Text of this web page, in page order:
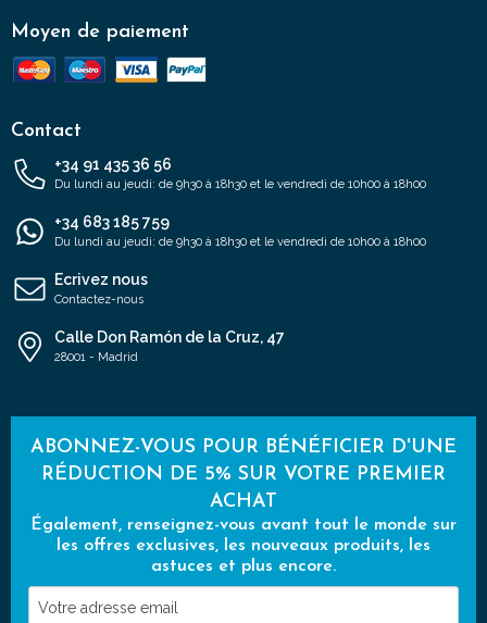
Moyen de paiement
Contact
+34 91 435 36 56
Du lundi au jeudi: de 9h30 à 18h30 et le vendredi de 10h00 à 18h00
+34 683 185 759
Du lundi au jeudi: de 9h30 à 18h30 et le vendredi de 10h00 à 18h00
Ecrivez nous
Contactez-nous
Calle Don Ramón de la Cruz, 47
28001 - Madrid
ABONNEZ-VOUS POUR BÉNÉFICIER D'UNE
RÉDUCTION DE 5% SUR VOTRE PREMIER
ACHAT
Également, renseignez-vous avant tout le monde sur
les offres exclusives, les nouveaux produits, les
astuces et plus encore.
Votre